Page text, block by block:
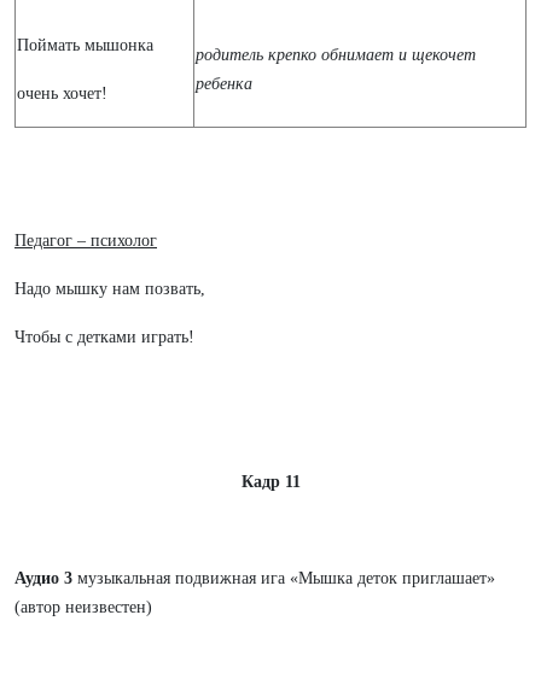
Поймать мышонка
очень хочет!
родитель крепко обнимает и щекочет
ребенка
Педагог – психолог
Надо мышку нам позвать,
Чтобы с детками играть!
Кадр 11
Аудио 3 музыкальная подвижная ига «Мышка деток приглашает»
(автор неизвестен)